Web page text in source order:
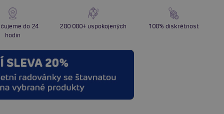
do 24
hodin
200 000+ uspokojených 100% diskrétnost